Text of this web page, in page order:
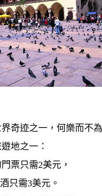
奇迹之一，何樂而不
地之一：
票只需2美元，
只需3美元。